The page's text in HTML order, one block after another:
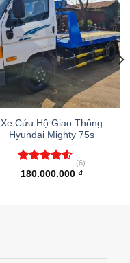
Xe Cứu Hộ Giao Thông
Hyundai Mighty 75s
Được xếp
(6)
180.000.000 ₫